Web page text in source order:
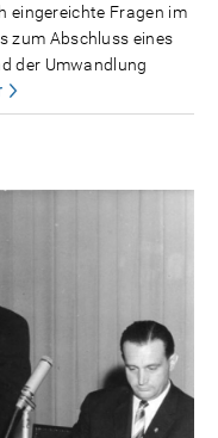
eingereichte Fragen im
zum Abschluss eines
der Umwandlung